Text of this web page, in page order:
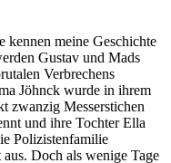
kennen meine Geschichte
Gustav und Mads
Verbrechens
Jöhnck wurde in ihrem
zwanzig Messerstichen
und ihre Tochter Ella
Polizistenfamilie
Doch als wenige Tage